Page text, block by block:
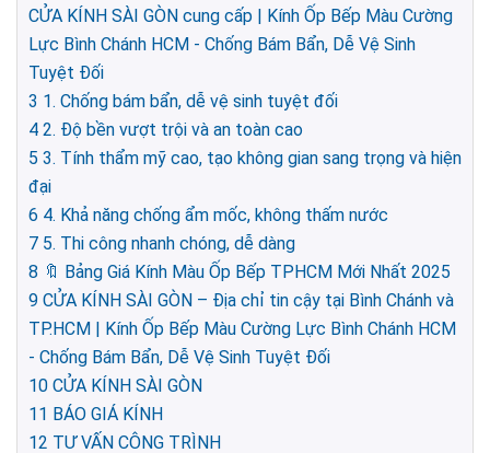
CỬA KÍNH SÀI GÒN cung cấp | Kính Ốp Bếp Màu Cường
Lực Bình Chánh HCM - Chống Bám Bẩn, Dễ Vệ Sinh
Tuyệt Đối
3 1. Chống bám bẩn, dễ vệ sinh tuyệt đối
4 2. Độ bền vượt trội và an toàn cao
5 3. Tính thẩm mỹ cao, tạo không gian sang trọng và hiện
đại
6 4. Khả năng chống ẩm mốc, không thấm nước
7 5. Thi công nhanh chóng, dễ dàng
8 🔖 Bảng Giá Kính Màu Ốp Bếp TPHCM Mới Nhất 2025
9 CỬA KÍNH SÀI GÒN – Địa chỉ tin cậy tại Bình Chánh và
TP.HCM | Kính Ốp Bếp Màu Cường Lực Bình Chánh HCM
- Chống Bám Bẩn, Dễ Vệ Sinh Tuyệt Đối
10 CỬA KÍNH SÀI GÒN
11 BÁO GIÁ KÍNH
12 TƯ VẤN CÔNG TRÌNH